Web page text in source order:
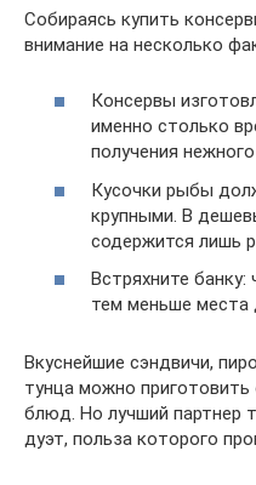
Собираясь купить
внимание на несколько
Консервы
именно столько
получения нежного
Кусочки рыбы
крупными. В
содержится лишь
Встряхните
тем меньше места
Вкуснейшие сэндвичи,
тунца можно
блюд. Но лучший партнер
дуэт, польза которого